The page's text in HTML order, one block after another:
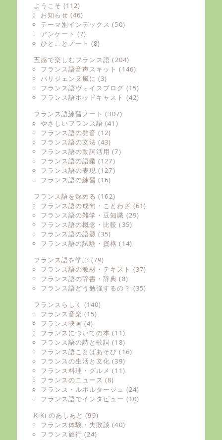
ようこそ (112)
お知らせ (46)
テーマ別インデックス (50)
アンケート (7)
ひとことノート (8)
五感で楽しむフランス語 (204)
フランス語音声スキット (146)
パリジェンヌ風に (3)
フランス語ヴォイスブログ (15)
フランス語ポッドキャスト (42)
フランス語練習ノート (307)
やさしいフランス語 (41)
フランス語の発音 (12)
フランス語の文法 (43)
フランス語の動詞活用 (7)
フランス語の語彙 (127)
フランス語の表現 (127)
フランス語の練習 (16)
フランス語を深める (162)
フランス語の成句・ことわざ (61)
フランス語の雑学・豆知識 (29)
フランス語の概念・比較 (35)
フランス語の語源 (35)
フランス語の試験・資格 (14)
フランス語を学ぶ (79)
フランス語の教材・テキスト (37)
フランス語の辞書・辞典 (8)
フランス語どう勉強するの？ (35)
フランスらしく (140)
フランス音楽 (15)
フランス映画 (4)
フランスについての本 (11)
フランス語の詩と歌詞 (18)
フランス語ことばあそび (16)
フランスの生活と文化 (39)
フランス料理・グルメ (11)
フランスのニュース (8)
フランス・ルポルタージュ (24)
フランス語でインタビュー (10)
KiKi のあしあと (99)
フランス体験・失敗談 (40)
フランス旅行 (24)